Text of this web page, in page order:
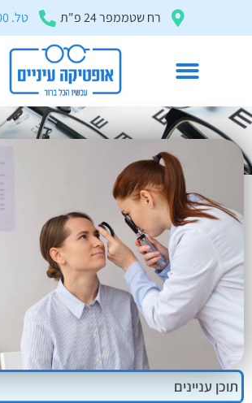
זֶה
"המרכז
הישראלי
לְהַנְגָּשָׁת
אָתָרִים".
הַמְּסַיַּעַת
לִנְגִישׁוּת
הָאֲתָר.
לִפְתִיחַת
תַּפְרִיט
הֵנְּגִישׁוּת
לְחַץ
ALT+0
רח שטממפר 24 פ"ת טל. 03-9036100
אופטומטריסטים
דף הבית
תוכן עניינים